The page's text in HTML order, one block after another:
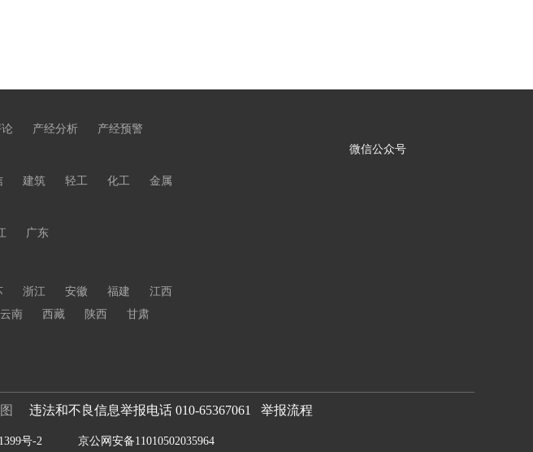
微信公众号
产经分析
产经预警
建筑 轻工 化工
金属
广东
浙江 安徽 福建
江西
云南 西藏 陕西
甘肃
违法和不良信息举报电话 010-65367061 举报流程
号-2 京公网安备11010502035964